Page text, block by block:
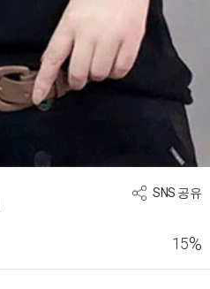
SNS 공유
15%